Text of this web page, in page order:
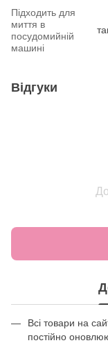
Підходить для
миття в
посудомийній
машині
Відгуки
Всі товари на
постійно